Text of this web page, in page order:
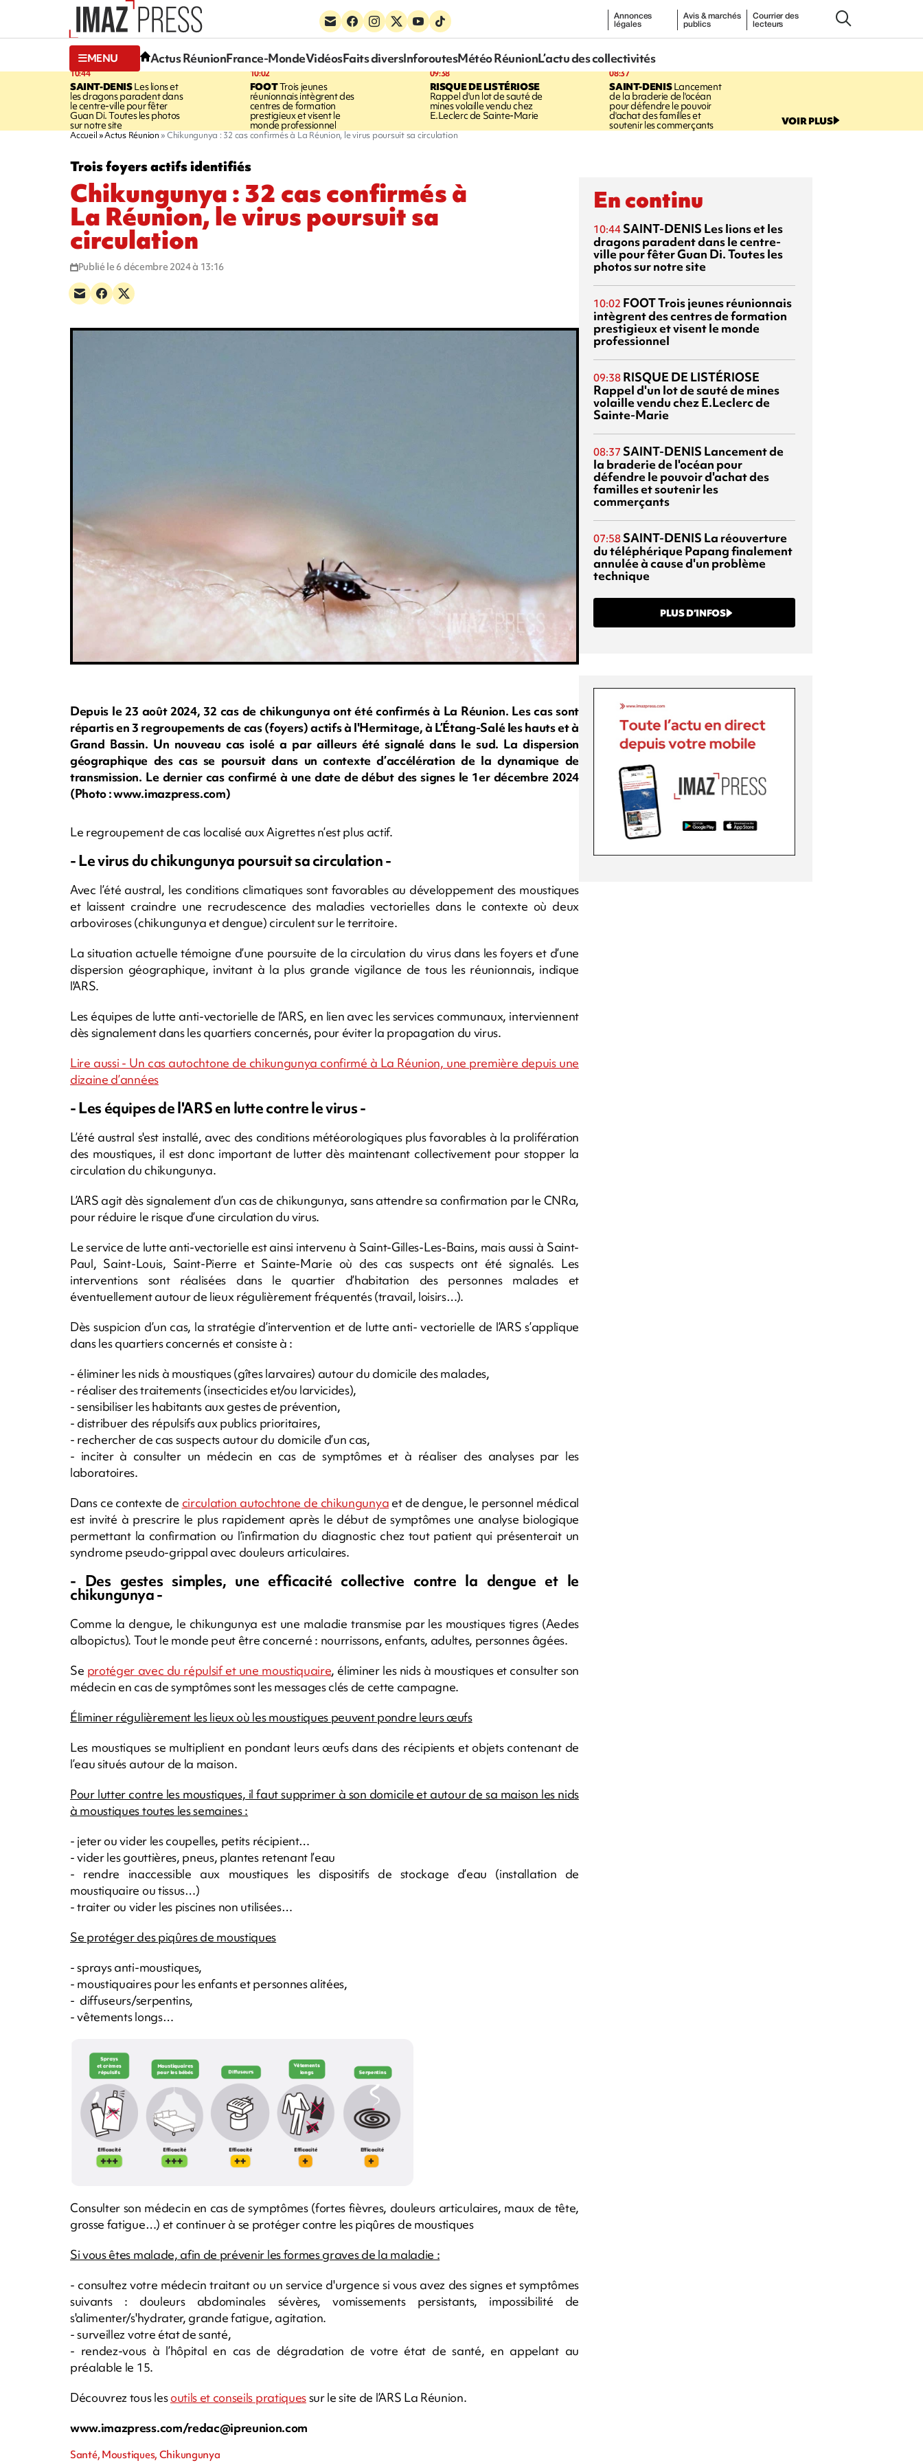
Annonces
légales
Avis & marchés
publics
Courrier des
lecteurs
MENU Actus RéunionFrance-MondeVidéosFaits diversInforoutesMétéo RéunionL’actu des collectivités
10:44
SAINT-DENISLes lions et
les dragons paradent dans
le centre-ville pour fêter
Guan Di. Toutes les photos
sur notre site
10:02
FOOTTrois jeunes
réunionnais intègrent des
centres de formation
prestigieux et visent le
monde professionnel
09:38
RISQUE DE LISTÉRIOSE
Rappel d'un lot de sauté de
mines volaille vendu chez
E.Leclerc de Sainte-Marie
08:37
SAINT-DENISLancement
de la braderie de l'océan
pour défendre le pouvoir
d'achat des familles et
soutenir les commerçants VOIR PLUS
Accueil Actus Réunion Chikungunya : 32 cas confirmés à La Réunion, le virus poursuit sa circulation
Trois foyers actifs identifiés
Chikungunya : 32 cas confirmés à
La Réunion, le virus poursuit sa
circulation
Publié le 6 décembre 2024 à 13:16
Depuis le 23 août 2024, 32 cas de chikungunya ont été confirmés à La Réunion. Les cas sont
répartis en 3 regroupements de cas (foyers) actifs à l'Hermitage, à L’Étang-Salé les hauts et à
Grand Bassin. Un nouveau cas isolé a par ailleurs été signalé dans le sud. La dispersion
géographique des cas se poursuit dans un contexte d’accélération de la dynamique de
transmission. Le dernier cas confirmé à une date de début des signes le 1er décembre 2024
(Photo : www.imazpress.com)
Le regroupement de cas localisé aux Aigrettes n’est plus actif.
- Le virus du chikungunya poursuit sa circulation -
Avec l’été austral, les conditions climatiques sont favorables au développement des moustiques
et laissent craindre une recrudescence des maladies vectorielles dans le contexte où deux
arboviroses (chikungunya et dengue) circulent sur le territoire.
La situation actuelle témoigne d’une poursuite de la circulation du virus dans les foyers et d’une
dispersion géographique, invitant à la plus grande vigilance de tous les réunionnais, indique
l'ARS.
Les équipes de lutte anti-vectorielle de l’ARS, en lien avec les services communaux, interviennent
dès signalement dans les quartiers concernés, pour éviter la propagation du virus.
Lire aussi - Un cas autochtone de chikungunya confirmé à La Réunion, une première depuis une
dizaine d’années
- Les équipes de l'ARS en lutte contre le virus -
L’été austral s'est installé, avec des conditions météorologiques plus favorables à la prolifération
des moustiques, il est donc important de lutter dès maintenant collectivement pour stopper la
circulation du chikungunya.
L’ARS agit dès signalement d’un cas de chikungunya, sans attendre sa confirmation par le CNRa,
pour réduire le risque d’une circulation du virus.
Le service de lutte anti-vectorielle est ainsi intervenu à Saint-Gilles-Les-Bains, mais aussi à Saint-
Paul, Saint-Louis, Saint-Pierre et Sainte-Marie où des cas suspects ont été signalés. Les
interventions sont réalisées dans le quartier d’habitation des personnes malades et
éventuellement autour de lieux régulièrement fréquentés (travail, loisirs…).
Dès suspicion d’un cas, la stratégie d’intervention et de lutte anti- vectorielle de l’ARS s’applique
dans les quartiers concernés et consiste à :
- éliminer les nids à moustiques (gîtes larvaires) autour du domicile des malades,
- réaliser des traitements (insecticides et/ou larvicides),
- sensibiliser les habitants aux gestes de prévention,
- distribuer des répulsifs aux publics prioritaires,
- rechercher de cas suspects autour du domicile d’un cas,
- inciter à consulter un médecin en cas de symptômes et à réaliser des analyses par les
laboratoires.
Dans ce contexte de circulation autochtone de chikungunya et de dengue, le personnel médical
est invité à prescrire le plus rapidement après le début de symptômes une analyse biologique
permettant la confirmation ou l’infirmation du diagnostic chez tout patient qui présenterait un
syndrome pseudo-grippal avec douleurs articulaires.
- Des gestes simples, une efficacité collective contre la dengue et le
chikungunya -
Comme la dengue, le chikungunya est une maladie transmise par les moustiques tigres (Aedes
albopictus). Tout le monde peut être concerné : nourrissons, enfants, adultes, personnes âgées.
Se protéger avec du répulsif et une moustiquaire, éliminer les nids à moustiques et consulter son
médecin en cas de symptômes sont les messages clés de cette campagne.
Éliminer régulièrement les lieux où les moustiques peuvent pondre leurs œufs
Les moustiques se multiplient en pondant leurs œufs dans des récipients et objets contenant de
l’eau situés autour de la maison.
Pour lutter contre les moustiques, il faut supprimer à son domicile et autour de sa maison les nids
à moustiques toutes les semaines :
- jeter ou vider les coupelles, petits récipient…
- vider les gouttières, pneus, plantes retenant l’eau
- rendre inaccessible aux moustiques les dispositifs de stockage d’eau (installation de
moustiquaire ou tissus…)
- traiter ou vider les piscines non utilisées…
Se protéger des piqûres de moustiques
- sprays anti-moustiques,
- moustiquaires pour les enfants et personnes alitées,
- diffuseurs/serpentins,
- vêtements longs…
Consulter son médecin en cas de symptômes (fortes fièvres, douleurs articulaires, maux de tête,
grosse fatigue…) et continuer à se protéger contre les piqûres de moustiques
Si vous êtes malade, afin de prévenir les formes graves de la maladie :
- consultez votre médecin traitant ou un service d'urgence si vous avez des signes et symptômes
suivants : douleurs abdominales sévères, vomissements persistants, impossibilité de
s'alimenter/s'hydrater, grande fatigue, agitation.
- surveillez votre état de santé,
- rendez-vous à l’hôpital en cas de dégradation de votre état de santé, en appelant au
préalable le 15.
Découvrez tous lesoutils et conseils pratiquessur le site de l’ARS La Réunion.
www.imazpress.com/redac@ipreunion.com
Santé, Moustiques, Chikungunya
En continu
10:44 SAINT-DENIS Les lions et les
dragons paradent dans le centre-
ville pour fêter Guan Di. Toutes les
photos sur notre site
10:02 FOOTTrois jeunes réunionnais
intègrent des centres de formation
prestigieux et visent le monde
professionnel
09:38 RISQUE DE LISTÉRIOSE
Rappel d'un lot de sauté de mines
volaille vendu chez E.Leclerc de
Sainte-Marie
08:37 SAINT-DENIS Lancement de
la braderie de l'océan pour
défendre le pouvoir d'achat des
familles et soutenir les
commerçants
07:58 SAINT-DENIS La réouverture
du téléphérique Papang finalement
annulée à cause d'un problème
technique
PLUS D’INFOS